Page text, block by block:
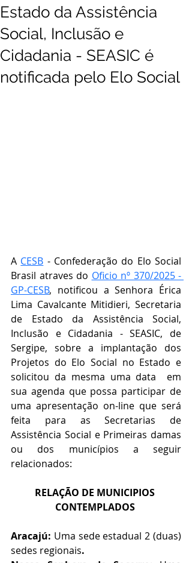
Estado da Assistência
Social, Inclusão e
Cidadania - SEASIC é
notificada pelo Elo Social
A CESB - Confederação do Elo Social
Brasil atraves do Oficio nº 370/2025 -
GP-CESB, notificou a Senhora Érica
Lima Cavalcante Mitidieri, Secretaria
de Estado da Assistência Social,
Inclusão e Cidadania - SEASIC, de
Sergipe, sobre a implantação dos
Projetos do Elo Social no Estado e
solicitou da mesma uma data  em
sua agenda que possa participar de
uma apresentação on-line que será
feita para as Secretarias de
Assistência Social e Primeiras damas
ou dos municípios a seguir
relacionados:
RELAÇÃO DE MUNICIPIOS
CONTEMPLADOS
Aracajú: Uma sede estadual 2 (duas)
sedes regionais.